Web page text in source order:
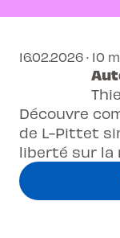
Découvre
de L-Pittet
liberté sur la
16.02.2026 · 10